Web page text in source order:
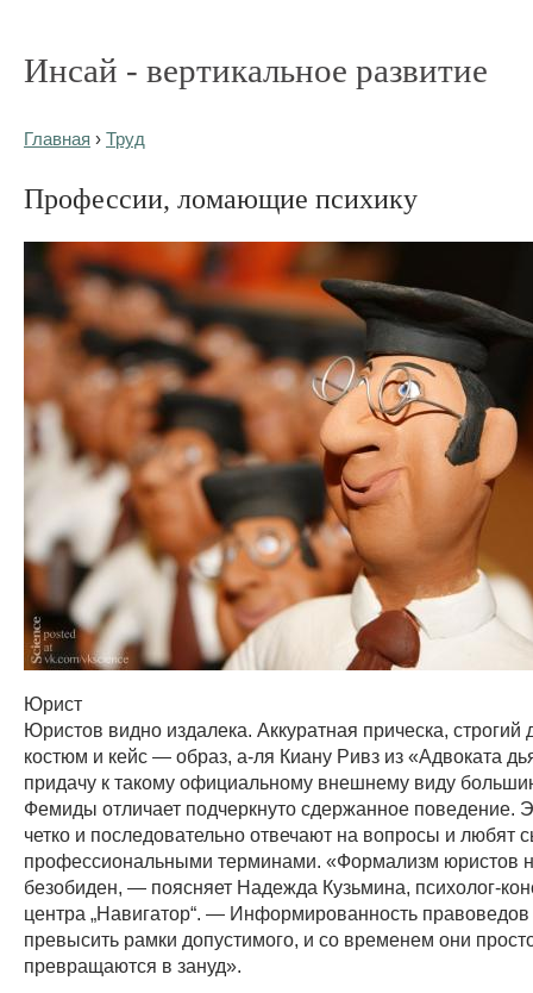
Инсай - вертикальное развитие
Главная › Труд
Профессии, ломающие психику
Юрист
Юристов видно издалека. Аккуратная прическа, строгий
костюм и кейс — образ, а-ля Киану Ривз из «Адвоката
придачу к такому официальному внешнему виду
Фемиды отличает подчеркнуто сдержанное поведение.
четко и последовательно отвечают на вопросы и любят
профессиональными терминами. «Формализм юристов
безобиден, — поясняет Надежда Кузьмина, психолог-
центра „Навигатор“. — Информированность
превысить рамки допустимого, и со временем они
превращаются в зануд».